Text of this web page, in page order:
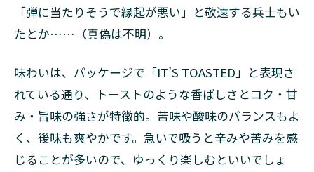
2.1.3
◆ラッ
ク・ラ
イト・
ス
2.2
エキ
「弾に当たりそうで縁起が悪い」と敬遠する兵士もい
たとか……（真偽は不明）。
味わいは、パッケージで「IT’S TOASTED」と表現さ
れている通り、トーストのような香ばしさとコク・甘
み・旨味の強さが特徴的。苦味や酸味のバランスもよ
く、後味も爽やかです。急いで吸うと辛みや苦みを感
じることが多いので、ゆっくり楽しむといいでしょ